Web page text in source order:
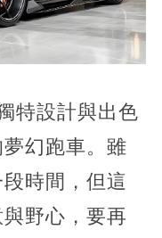
特設計與出色
幻跑車。雖
時間，但這
野心，要再